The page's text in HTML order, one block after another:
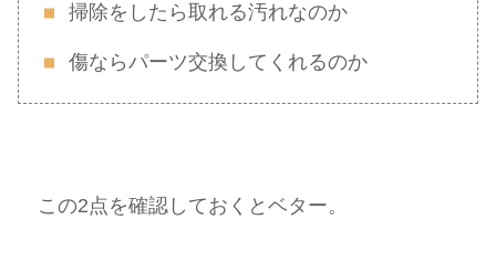
掃除をしたら取れる汚れなのか
傷ならパーツ交換してくれるのか
この2点を確認しておくとベター。